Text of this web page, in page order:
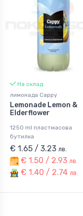
На склад
лимонада Cappy
Lemonade Lemon &
Elderflower
1250 ml пластмасова
бутилка
€ 1.65 / 3.23 лв.
€ 1.50 / 2.93 лв.
€ 1.40 / 2.74 лв.